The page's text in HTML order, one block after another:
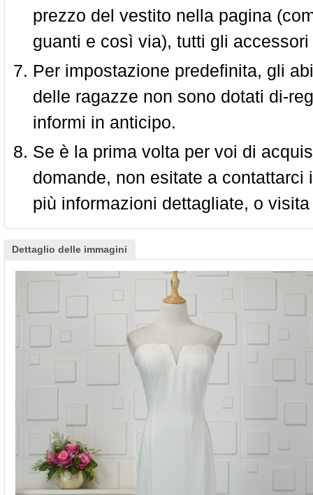
prezzo del vestito nella pagina
guanti e così via), tutti gli
Per impostazione predefinita, gli
delle ragazze non sono dotati di-
informi in anticipo.
Se è la prima volta per voi di
domande, non esitate a
più informazioni dettagliate, o
Dettaglio delle immagini